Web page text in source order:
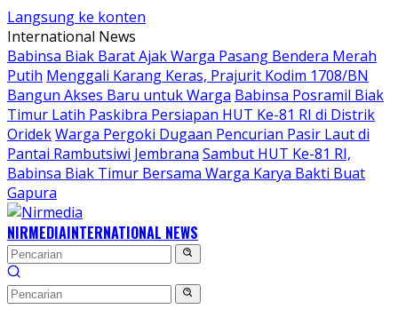
Langsung ke konten
International News
Babinsa Biak Barat Ajak Warga Pasang Bendera Merah
Putih Menggali Karang Keras, Prajurit Kodim 1708/BN
Bangun Akses Baru untuk Warga Babinsa Posramil Biak
Timur Latih Paskibra Persiapan HUT Ke-81 RI di Distrik
OridekWarga Pergoki Dugaan Pencurian Pasir Laut di
Pantai Rambutsiwi Jembrana Sambut HUT Ke-81 RI,
Babinsa Biak Timur Bersama Warga Karya Bakti Buat
Gapura
NIRMEDIAINTERNATIONAL NEWS